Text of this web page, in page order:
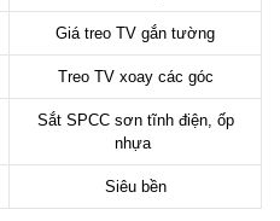
Giá treo TV gắn tường
Treo TV xoay các góc
Sắt SPCC sơn tĩnh điện, ốp
nhựa
Siêu bền